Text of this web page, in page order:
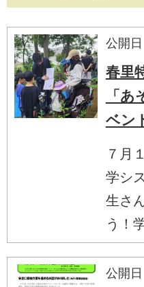
公開
春里
「
ベン
７月
学シ
生さ
う！
公開